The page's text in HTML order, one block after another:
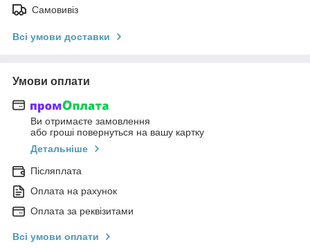
Самовивіз
Всі умови доставки
Умови оплати
Ви отримаєте замовлення
або гроші повернуться на вашу картку
Детальніше
Післяплата
Оплата на рахунок
Оплата за реквізитами
Всі умови оплати